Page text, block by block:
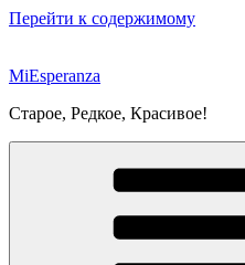
Перейти к содержимому
MiEsperanza
Старое, Редкое, Красивое!